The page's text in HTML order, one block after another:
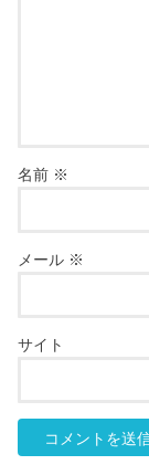
名前 ※
メール ※
サイト